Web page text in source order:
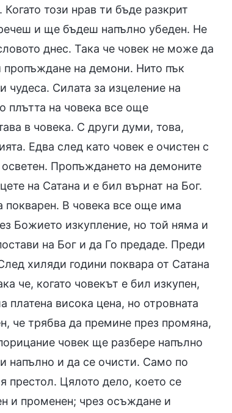
този нрав ти бъде разкрит
и ще бъдеш напълно убеден. Не
днес. Така че човек не може да
пропъждане на демони. Нито пък
Силата за изцеление на
плътта на човека все още
в човека. С други думи, това,
Едва след като човек е очистен с
Пропъждането на демоните
на Сатана и е бил върнат на Бог.
покварен. В човека все още има
Божието изкупление, но той няма и
на Бог и да Го предаде. Преди
хиляди години поквара от Сатана
че, когато човекът е бил изкупен,
платена висока цена, но отровната
че трябва да премине през промяна,
човек ще разбере напълно
напълно и да се очисти. Само по
престол. Цялото дело, което се
и променен; чрез осъждане и